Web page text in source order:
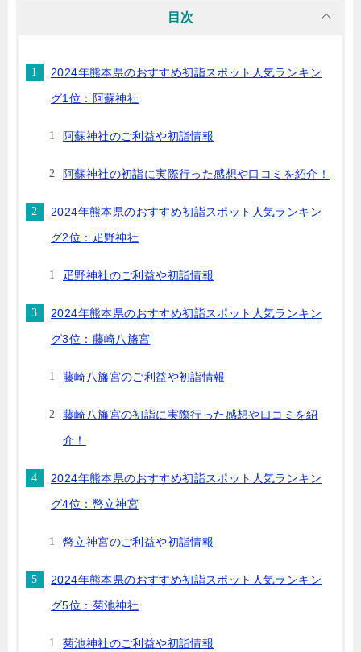
目次
2024年熊本県のおすすめ初詣スポット人気ランキン
グ1位：阿蘇神社
阿蘇神社のご利益や初詣情報
阿蘇神社の初詣に実際行った感想や口コミを紹介！
2024年熊本県のおすすめ初詣スポット人気ランキン
グ2位：疋野神社
疋野神社のご利益や初詣情報
2024年熊本県のおすすめ初詣スポット人気ランキン
グ3位：藤崎八旛宮
藤崎八旛宮のご利益や初詣情報
藤崎八旛宮の初詣に実際行った感想や口コミを紹
介！
2024年熊本県のおすすめ初詣スポット人気ランキン
グ4位：幣立神宮
幣立神宮のご利益や初詣情報
2024年熊本県のおすすめ初詣スポット人気ランキン
グ5位：菊池神社
菊池神社のご利益や初詣情報